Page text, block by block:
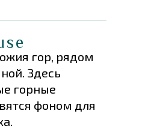
гор, рядом
Здесь
горные
фоном для